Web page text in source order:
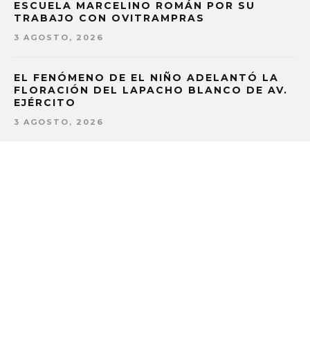
ESCUELA MARCELINO ROMÁN POR SU
TRABAJO CON OVITRAMPRAS
3 AGOSTO, 2026
EL FENÓMENO DE EL NIÑO ADELANTÓ LA
FLORACIÓN DEL LAPACHO BLANCO DE AV.
EJÉRCITO
3 AGOSTO, 2026